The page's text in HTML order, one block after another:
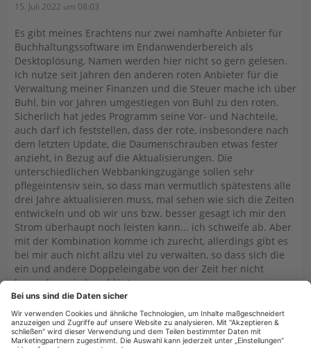
15. Juli 2022 um 08:03
Es gibt meines Erachtens nur zwei namhafte Anbieter für
Buchhaltungssoftware im Endanwenderbereich als
Desktoplösung, Namen werden hier nicht so gern gelesen.
Ich nutze seit Jahren den anderen roten Anbieter für die
Verwaltung meiner Finanzen und die Steuer mache ich über
Buhl, bin vor Jahren umgestiegen von Buhl zu den roten.
Sicherlich hat jedes Programm seine Vor- und Nachteile,
auch darf ich feststellen, dass der rote, insbesondere nach
dem letzten Update, die Daumenschrauben etwas fester
anzieht, in Bezug auf die Aktualisierungen. Die
unterschiedlichen Webbankingzugänge sollen sehr
pflegeintensiv sein, so dass man vermutlich spätestens alle
drei Jahre aktualisieren muss, mal sehen wie sich die Zeiten
entwickeln und ob wir uns bzw. besser gesagt ich mir den
Strom überhaupt noch leisten kann... ich schweife ab. Aber
mit der Kombination komme ich zurecht, allerdings gibt es
bei mir auch nicht allzu viel zu verwalten, so dass sich die
ein und andere Doppeleingabe von der Zeit her nicht
besonders niederschlägt.